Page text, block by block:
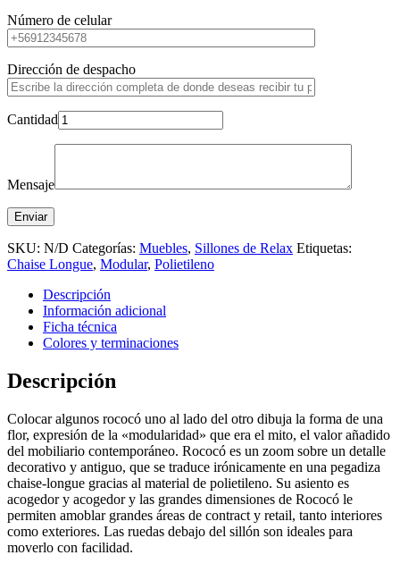
Número de celular
Dirección de despacho
Cantidad
Mensaje
SKU: N/D Categorías: Muebles, Sillones de Relax Etiquetas:
Chaise Longue, Modular, Polietileno
Descripción
Información adicional
Ficha técnica
Colores y terminaciones
Descripción
Colocar algunos rococó uno al lado del otro dibuja la forma de una
flor, expresión de la «modularidad» que era el mito, el valor añadido
del mobiliario contemporáneo. Rococó es un zoom sobre un detalle
decorativo y antiguo, que se traduce irónicamente en una pegadiza
chaise-longue gracias al material de polietileno. Su asiento es
acogedor y acogedor y las grandes dimensiones de Rococó le
permiten amoblar grandes áreas de contract y retail, tanto interiores
como exteriores. Las ruedas debajo del sillón son ideales para
moverlo con facilidad.